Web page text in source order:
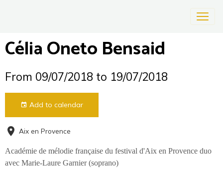
Célia Oneto Bensaid
From 09/07/2018 to 19/07/2018
Add to calendar
Aix en Provence
Académie de mélodie française du festival d'Aix en Provence duo
avec Marie-Laure Garnier (soprano)